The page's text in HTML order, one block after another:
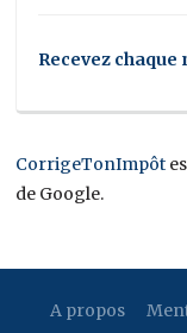
Recevez
CorrigeTonImpôt
de Google.
A propos